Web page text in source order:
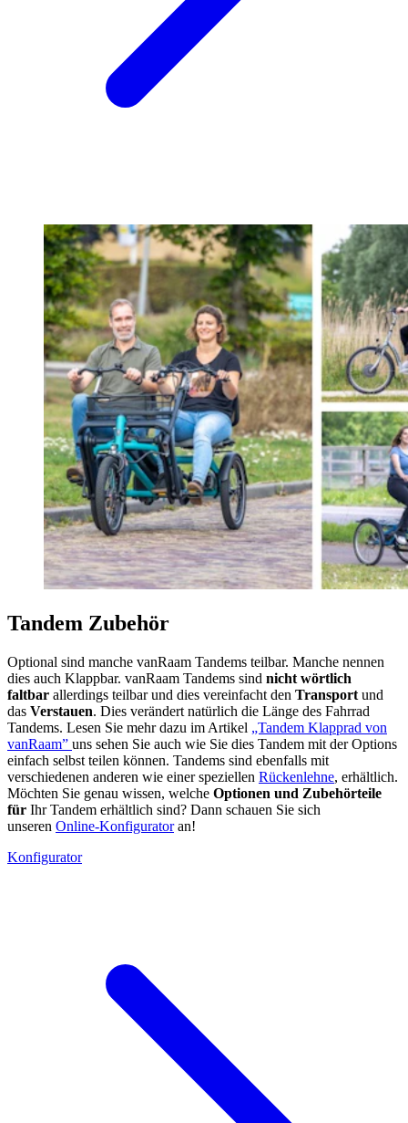
Tandem Zubehör
Optional sind manche vanRaam Tandems teilbar. Manche nennen
dies auch Klappbar. vanRaam Tandems sind nicht wörtlich
faltbar allerdings teilbar und dies vereinfacht den Transport und
das Verstauen. Dies verändert natürlich die Länge des Fahrrad
Tandems. Lesen Sie mehr dazu im Artikel „Tandem Klapprad von
vanRaam” uns sehen Sie auch wie Sie dies Tandem mit der Options
einfach selbst teilen können. Tandems sind ebenfalls mit
verschiedenen anderen wie einer speziellen Rückenlehne, erhältlich.
Möchten Sie genau wissen, welche Optionen und Zubehörteile
für Ihr Tandem erhältlich sind? Dann schauen Sie sich
unseren Online-Konfiguratoran!
Konfigurator